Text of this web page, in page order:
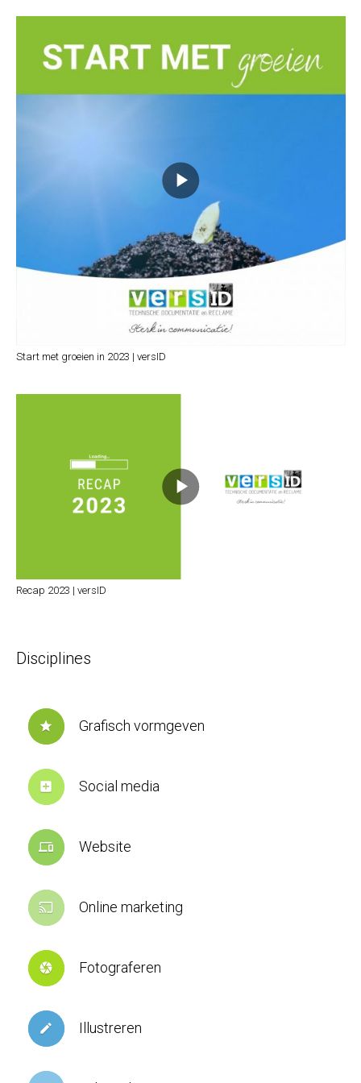
Start met groeien in 2023 | versID
Recap 2023 | versID
Disciplines
star Grafisch vormgeven
add_box Social media
devices Website
cast Online marketing
camera Fotograferen
create Illustreren